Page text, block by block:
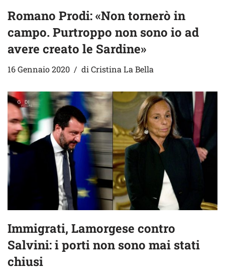
Romano Prodi: «Non tornerò in
campo. Purtroppo non sono io ad
avere creato le Sardine»
16 Gennaio 2020 di Cristina La Bella
Immigrati, Lamorgese contro
Salvini: i porti non sono mai stati
chiusi